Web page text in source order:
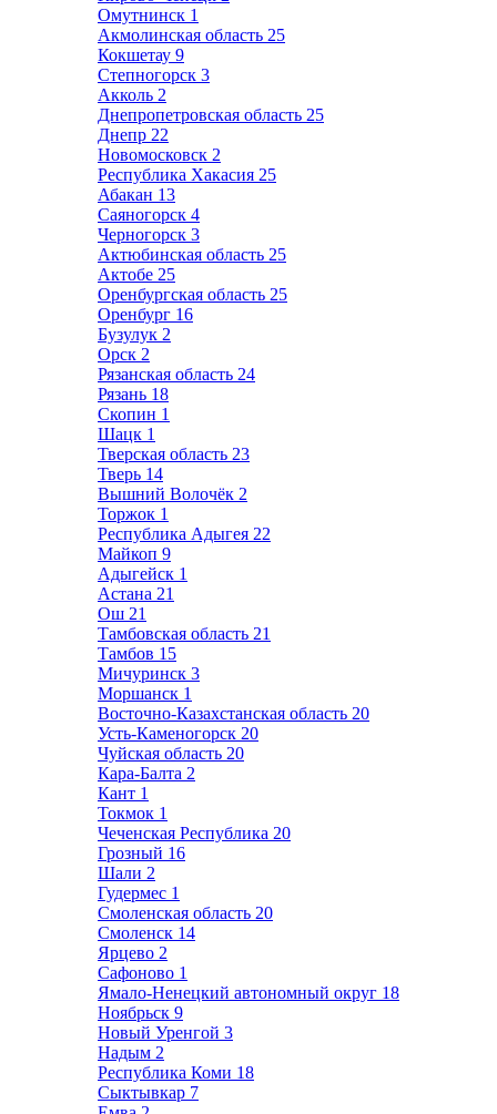
Омутнинск 1
Акмолинская область 25
Кокшетау 9
Степногорск 3
Акколь 2
Днепропетровская область 25
Днепр 22
Новомосковск 2
Республика Хакасия 25
Абакан 13
Саяногорск 4
Черногорск 3
Актюбинская область 25
Актобе 25
Оренбургская область 25
Оренбург 16
Бузулук 2
Орск 2
Рязанская область 24
Рязань 18
Скопин 1
Шацк 1
Тверская область 23
Тверь 14
Вышний Волочёк 2
Торжок 1
Республика Адыгея 22
Майкоп 9
Адыгейск 1
Астана 21
Ош 21
Тамбовская область 21
Тамбов 15
Мичуринск 3
Моршанск 1
Восточно-Казахстанская область 20
Усть-Каменогорск 20
Чуйская область 20
Кара-Балта 2
Кант 1
Токмок 1
Чеченская Республика 20
Грозный 16
Шали 2
Гудермес 1
Смоленская область 20
Смоленск 14
Ярцево 2
Сафоново 1
Ямало-Ненецкий автономный округ 18
Ноябрьск 9
Новый Уренгой 3
Надым 2
Республика Коми 18
Сыктывкар 7